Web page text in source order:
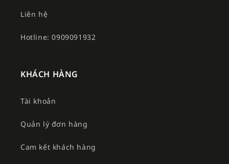
Liên hệ
Hotline: 0909091932
KHÁCH HÀNG
Tài khoản
Quản lý đơn hàng
Cam kết khách hàng